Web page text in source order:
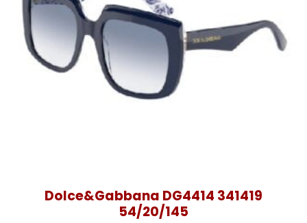
Dolce&Gabbana DG4414 341419
54/20/145